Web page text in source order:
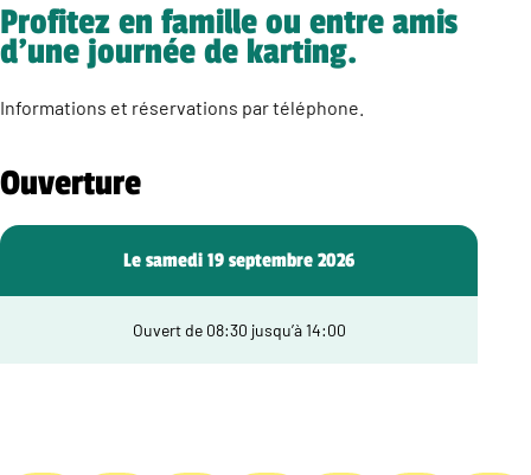
Profitez en famille ou entre amis
d’une journée de karting.
Informations et réservations par téléphone.
Ouverture
Le samedi 19 septembre 2026
Ouvert de 08:30 jusqu’à 14:00